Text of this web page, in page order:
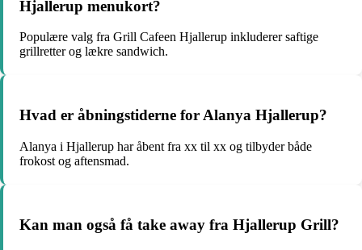
Hjallerup menukort?
Populære valg fra Grill Cafeen Hjallerup inkluderer saftige
grillretter og lækre sandwich.
Hvad er åbningstiderne for Alanya Hjallerup?
Alanya i Hjallerup har åbent fra xx til xx og tilbyder både
frokost og aftensmad.
Kan man også få take away fra Hjallerup Grill?